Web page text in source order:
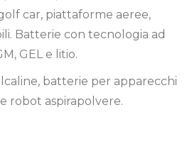
car, piattaforme aeree,
Batterie con tecnologia ad
GEL e litio.
batterie per apparecchi
robot aspirapolvere.